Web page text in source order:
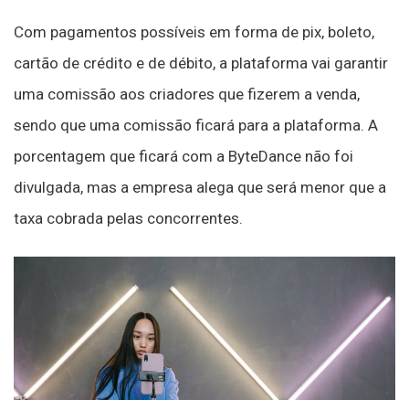
Com pagamentos possíveis em forma de pix, boleto,
cartão de crédito e de débito, a plataforma vai garantir
uma comissão aos criadores que fizerem a venda,
sendo que uma comissão ficará para a plataforma. A
porcentagem que ficará com a ByteDance não foi
divulgada, mas a empresa alega que será menor que a
taxa cobrada pelas concorrentes.